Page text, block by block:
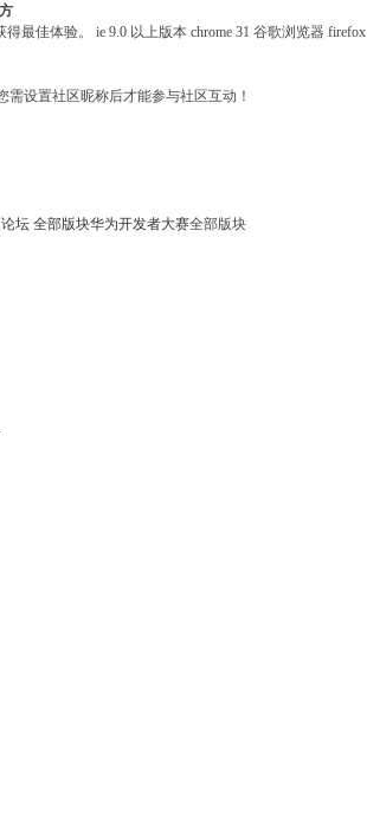
最佳体验。
ie 9.0 以上版本 chrome 31 谷歌浏览器 firefox
需设置社区昵称后才能参与社区互动！
论坛 全部版块华为开发者大赛全部版块